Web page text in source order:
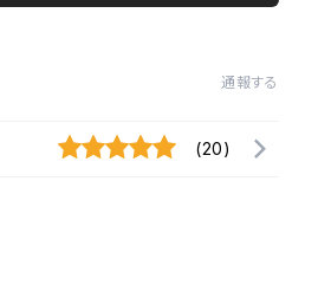
通報する
(20)